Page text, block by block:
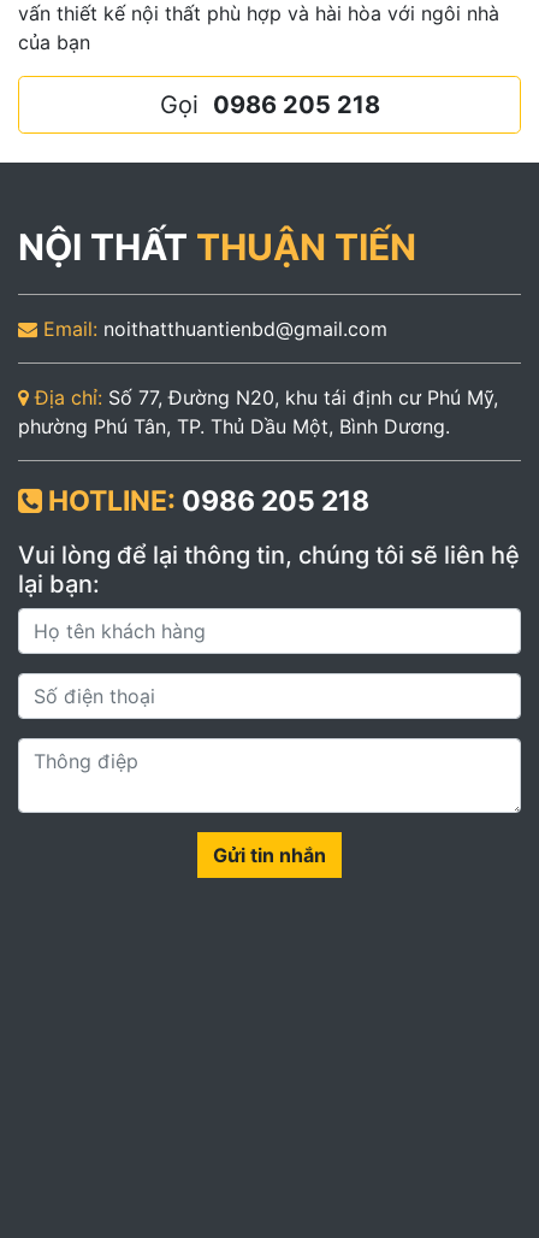
vấn thiết kế nội thất phù hợp và hài hòa với ngôi nhà
của bạn
Gọi 0986 205 218
NỘI THẤT THUẬN TIẾN
Email: noithatthuantienbd@gmail.com
Địa chỉ: Số 77, Đường N20, khu tái định cư Phú Mỹ,
phường Phú Tân, TP. Thủ Dầu Một, Bình Dương.
HOTLINE: 0986 205 218
Vui lòng để lại thông tin, chúng tôi sẽ liên hệ
lại bạn:
Gửi tin nhắn